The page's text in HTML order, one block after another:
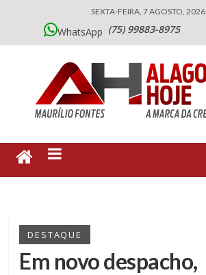
SEXTA-FEIRA, 7 AGOSTO, 2026
WhatsApp (75) 99883-8975
DESTAQUE
Em novo despacho,